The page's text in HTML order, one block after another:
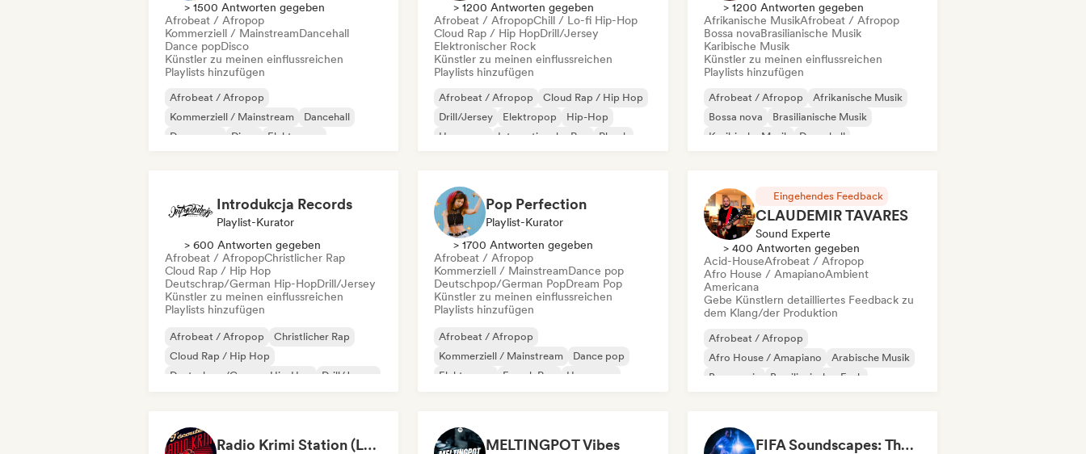
> 1500 Antworten gegeben
Afrobeat / Afropop
Kommerziell / MainstreamDancehall
Dance popDisco
Künstler zu meinen einflussreichen
Playlists hinzufügen
Afrobeat / Afropop
Kommerziell / Mainstream
Dancehall
Dance pop
Disco
Elektropop
> 1200 Antworten gegeben
Afrobeat / AfropopChill / Lo-fi Hip-Hop
Cloud Rap / Hip HopDrill/Jersey
Elektronischer Rock
Künstler zu meinen einflussreichen
Playlists hinzufügen
Afrobeat / Afropop
Cloud Rap / Hip Hop
Drill/Jersey
Elektropop
Hip-Hop
Hyperpop
Internationaler Rap Phonk
> 1200 Antworten gegeben
Afrikanische MusikAfrobeat / Afropop
Bossa novaBrasilianische Musik
Karibische Musik
Künstler zu meinen einflussreichen
Playlists hinzufügen
Afrobeat / Afropop
Afrikanische Musik
Bossa nova
Brasilianische Musik
Karibische Musik
Dancehall
Introdukcja Records
Playlist-Kurator
> 600 Antworten gegeben
Afrobeat / AfropopChristlicher Rap
Cloud Rap / Hip Hop
Deutschrap/German Hip-HopDrill/Jersey
Künstler zu meinen einflussreichen
Playlists hinzufügen
Afrobeat / Afropop
Christlicher Rap
Cloud Rap / Hip Hop
Deutschrap/German Hip-Hop
Drill/Jersey
Pop Perfection
Playlist-Kurator
> 1700 Antworten gegeben
Afrobeat / Afropop
Kommerziell / MainstreamDance pop
Deutschpop/German PopDream Pop
Künstler zu meinen einflussreichen
Playlists hinzufügen
Afrobeat / Afropop
Kommerziell / Mainstream
Dance pop
Elektropop
French Pop
Hyperpop
Eingehendes Feedback
CLAUDEMIR TAVARES
Sound Experte
> 400 Antworten gegeben
Acid-HouseAfrobeat / Afropop
Afro House / AmapianoAmbient
Americana
Gebe Künstlern detailliertes Feedback zu
dem Klang/der Produktion
Afrobeat / Afropop
Afro House / Amapiano
Arabische Musik
Bass music
Brasilianischer Funk
Radio Krimi Station (La Radio) MELTINGPOT Vibes FIFA Soundscapes: The Ultimate Soundtrack ⚽️ Festival Indie, Electropop & Dance Anthems